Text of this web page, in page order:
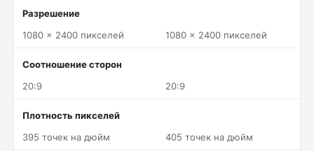
Разрешение
1080 x 2400 пикселей
1080 x 2400 пикселей
Соотношение сторон
20:9
20:9
Плотность пикселей
395 точек на дюйм
405 точек на дюйм